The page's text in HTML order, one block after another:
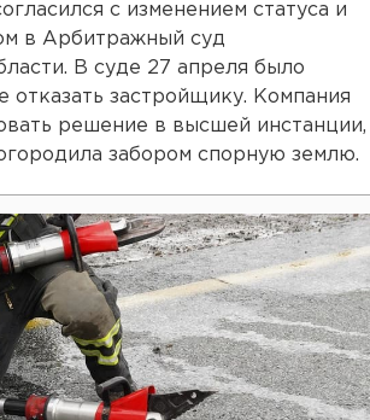
с изменением статуса и
в Арбитражный суд
В суде 27 апреля было
отказать застройщику. Компания
решение в высшей инстанции,
забором спорную землю.